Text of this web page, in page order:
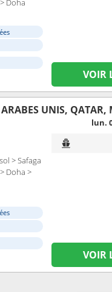
Doha
VOIR
UNIS, QATAR,
> Safaga
Doha >
lun.
VOIR